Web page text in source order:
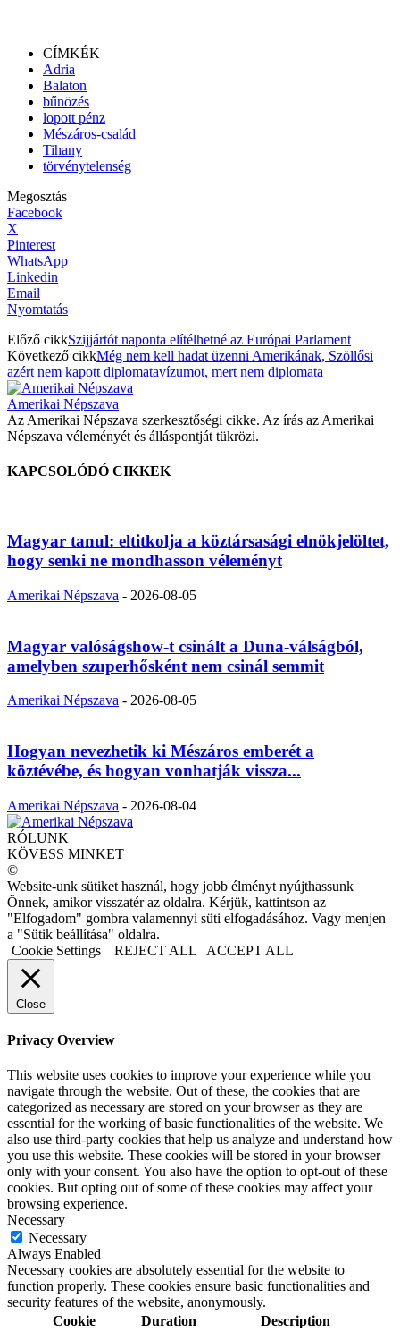
CÍMKÉK
Adria
Balaton
bűnözés
lopott pénz
Mészáros-család
Tihany
törvénytelenség
Megosztás
Facebook
X
Pinterest
WhatsApp
Linkedin
Email
Nyomtatás
Előző cikkSzijjártót naponta elítélhetné az Európai Parlament
Következő cikkMég nem kell hadat üzenni Amerikának, Szöllősi
azért nem kapott diplomatavízumot, mert nem diplomata
Amerikai Népszava
Az Amerikai Népszava szerkesztőségi cikke. Az írás az Amerikai
Népszava véleményét és álláspontját tükrözi.
KAPCSOLÓDÓ CIKKEK
Magyar tanul: eltitkolja a köztársasági elnökjelöltet,
hogy senki ne mondhasson véleményt
Amerikai Népszava - 2026-08-05
Magyar valóságshow-t csinált a Duna-válságból,
amelyben szuperhősként nem csinál semmit
Amerikai Népszava - 2026-08-05
Hogyan nevezhetik ki Mészáros emberét a
köztévébe, és hogyan vonhatják vissza...
Amerikai Népszava - 2026-08-04
RÓLUNK
KÖVESS MINKET
©
Website-unk sütiket használ, hogy jobb élményt nyújthassunk
Önnek, amikor visszatér az oldalra. Kérjük, kattintson az
"Elfogadom" gombra valamennyi süti elfogadásához. Vagy menjen
a "Sütik beállítása" oldalra.
Cookie Settings
REJECT ALL ACCEPT ALL
Close
Privacy Overview
This website uses cookies to improve your experience while you
navigate through the website. Out of these, the cookies that are
categorized as necessary are stored on your browser as they are
essential for the working of basic functionalities of the website. We
also use third-party cookies that help us analyze and understand how
you use this website. These cookies will be stored in your browser
only with your consent. You also have the option to opt-out of these
cookies. But opting out of some of these cookies may affect your
browsing experience.
Necessary
Necessary
Always Enabled
Necessary cookies are absolutely essential for the website to
function properly. These cookies ensure basic functionalities and
security features of the website, anonymously.
Cookie
Duration Description